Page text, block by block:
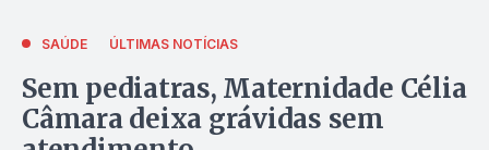
SAÚDE ÚLTIMAS NOTÍCIAS
Sem pediatras, Maternidade Célia
Câmara deixa grávidas sem